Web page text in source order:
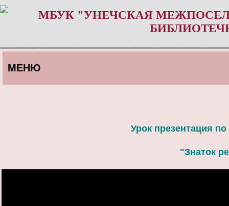
МБУК "УНЕЧСКАЯ
МЕНЮ
Урок презентация
"Знаток